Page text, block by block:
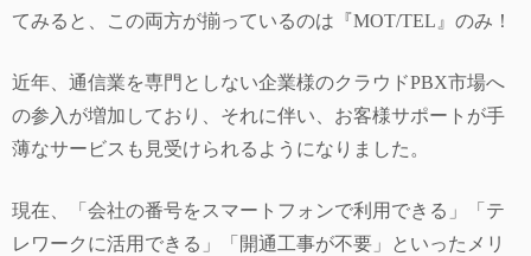
てみると、この両方が揃っているのは『MOT/TEL』のみ！
近年、通信業を専門としない企業様のクラウドPBX市場へ
の参入が増加しており、それに伴い、お客様サポートが手
薄なサービスも見受けられるようになりました。
現在、「会社の番号をスマートフォンで利用できる」「テ
レワークに活用できる」「開通工事が不要」といったメリ